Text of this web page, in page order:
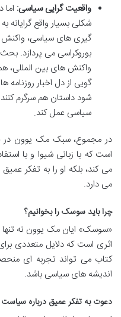
واقعیت گرایی سیاسی:
شکلی بسیار واقع
گیری های سیاسی،
بوروکراسی می پردازد.
واکنش های بین المللی،
گویی از دل اخبار روزنامه
شود داستان هم سرگرم
سیاسی عمل کند.
در مجموع، سبک مک یوون در
است که با زبانی شیوا و با
می کند، بلکه او را به تفکر
می دارد.
چرا باید سوسک را بخوانیم؟
«سوسک» ایان مک یوون نه تنها
اثری است که دلایل متعددی
کتاب می تواند تجربه ای
اندیشه های سیاسی باشد.
دعوت به تفکر عمیق درباره